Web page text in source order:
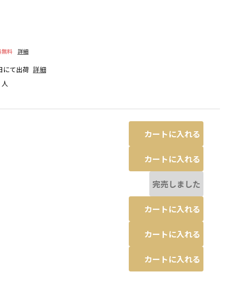
ミックス
無料
詳細
にて出荷 詳細
人
カートに入れる
カートに入れる
完売しました
カートに入れる
カートに入れる
カートに入れる